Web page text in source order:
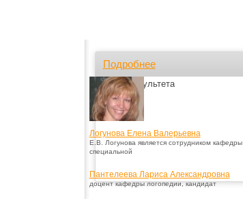
Подробнее
Лица факультета
Логунова Елена Валерьевна
Е.В. Логунова является сотрудником кафедры
специальной
Пантелеева Лариса Александровна
доцент кафедры логопедии, кандидат